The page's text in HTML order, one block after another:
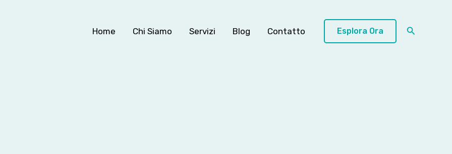
Home Chi Siamo Servizi Blog Contatto Esplora Ora Cerca